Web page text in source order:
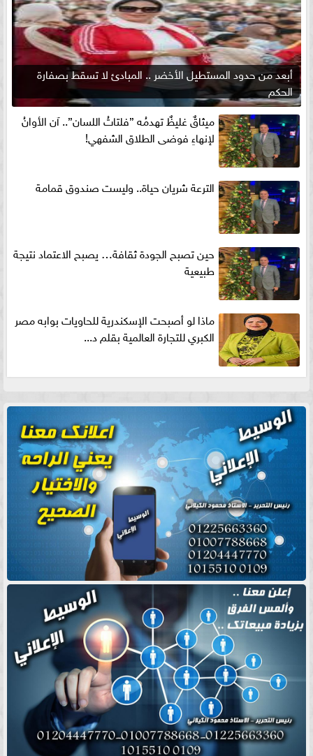
أبعد من حدود المستطيل الأخضر .. المبادئ لا تسقط بصفارة
الحكم
ميثاقٌ غليظٌ تهدمُه ”فلتاتُ اللسان”.. آن الأوانُ
لإنهاءِ فوضى الطلاق الشفهي!
الترعة شريان حياة.. وليست صندوق قمامة
حين تصبح الجودة ثقافة… يصبح الاعتماد نتيجة
طبيعية
ماذا لو أصبحت الإسكندرية للحاويات بوابه مصر
الكبري للتجارة العالمية بقلم د...